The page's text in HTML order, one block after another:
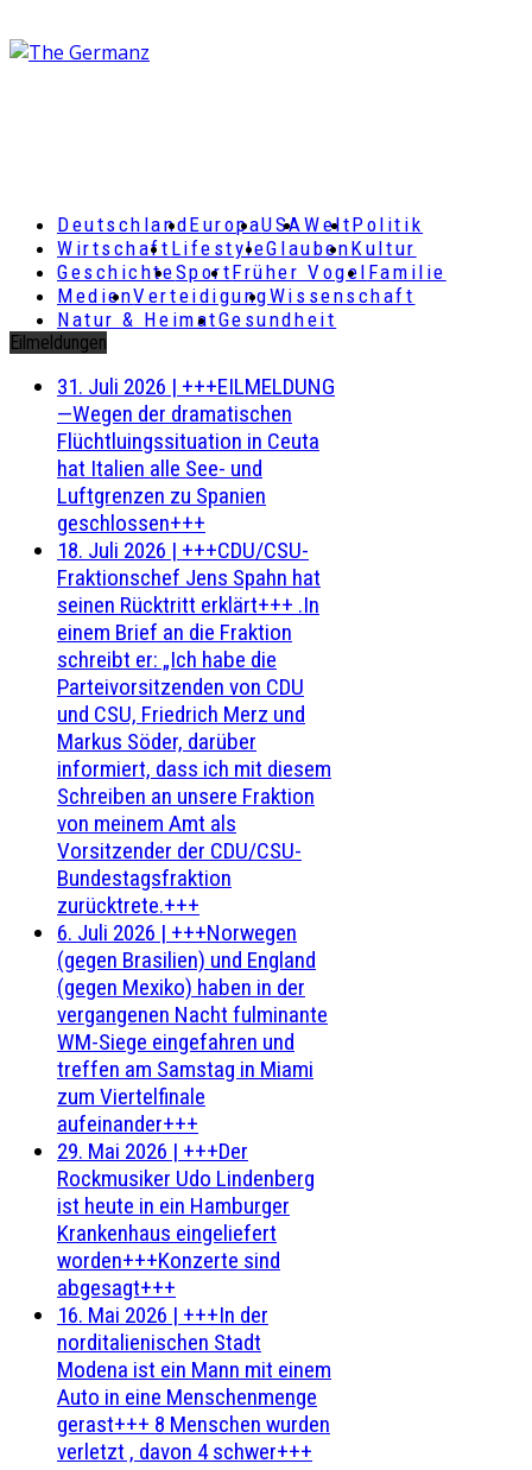
DeutschlandEuropaUSAWeltPolitik
Wirtschaft LifestyleGlaubenKultur
GeschichteSportFrüher Vogel Familie
MedienVerteidigungWissenschaft
Natur & HeimatGesundheit
Eilmeldungen
31. Juli 2026 | +++EILMELDUNG
—Wegen der dramatischen
Flüchtluingssituation in Ceuta
hat Italien alle See- und
Luftgrenzen zu Spanien
geschlossen+++
18. Juli 2026 | +++CDU/CSU-
Fraktionschef Jens Spahn hat
seinen Rücktritt erklärt+++ .In
einem Brief an die Fraktion
schreibt er: „Ich habe die
Parteivorsitzenden von CDU
und CSU, Friedrich Merz und
Markus Söder, darüber
informiert, dass ich mit diesem
Schreiben an unsere Fraktion
von meinem Amt als
Vorsitzender der CDU/CSU-
Bundestagsfraktion
zurücktrete.+++
6. Juli 2026 | +++Norwegen
(gegen Brasilien) und England
(gegen Mexiko) haben in der
vergangenen Nacht fulminante
WM-Siege eingefahren und
treffen am Samstag in Miami
zum Viertelfinale
aufeinander+++
29. Mai 2026 | +++Der
Rockmusiker Udo Lindenberg
ist heute in ein Hamburger
Krankenhaus eingeliefert
worden+++Konzerte sind
abgesagt+++
16. Mai 2026 | +++In der
norditalienischen Stadt
Modena ist ein Mann mit einem
Auto in eine Menschenmenge
gerast+++ 8 Menschen wurden
verletzt , davon 4 schwer+++